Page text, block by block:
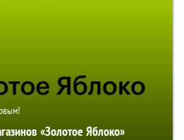
«Золотое Яблоко»